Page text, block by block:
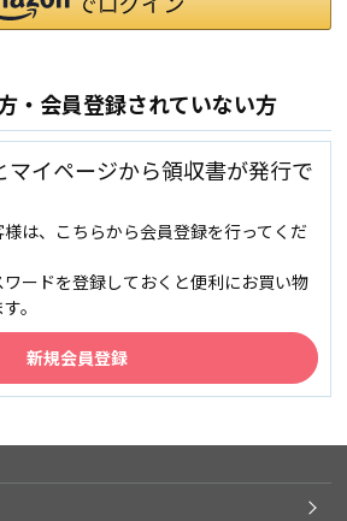
・会員登録されていない方
イページから領収書が発行で
は、こちらから会員登録を行ってくだ
ードを登録しておくと便利にお買い物
。